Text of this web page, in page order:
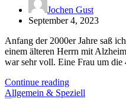
Jochen Gust
September 4, 2023
Anfang der 2000er Jahre saß
einem älteren Herrn mit
war sehr voll. Eine Frau um
Continue reading
Allgemein & Speziell